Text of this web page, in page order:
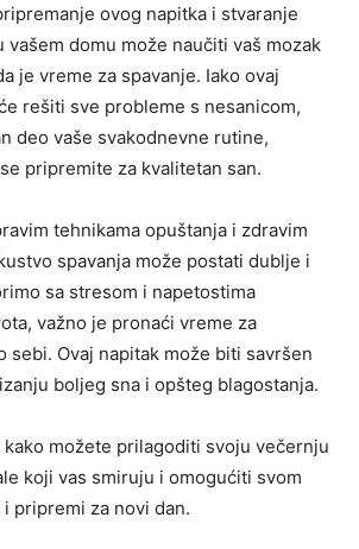
ovog napitka i stvaranje
vašem domu može naučiti vaš mozak
je vreme za spavanje. Iako ovaj
rešiti sve probleme s nesanicom,
deo vaše svakodnevne rutine,
pripremite za kvalitetan san.
tehnikama opuštanja i zdravim
spavanja može postati dublje i
sa stresom i napetostima
važno je pronaći vreme za
sebi. Ovaj napitak može biti savršen
boljeg sna i opšteg blagostanja.
kako možete prilagoditi svoju večernju
koji vas smiruju i omogućiti svom
pripremi za novi dan.